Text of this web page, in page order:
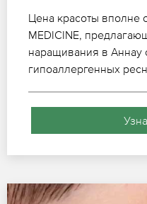
Цена красоты вполне
MEDICINE,
наращивания в Аннау
гипоаллергенных